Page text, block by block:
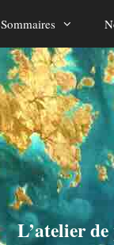
Sommaires
L’atelier